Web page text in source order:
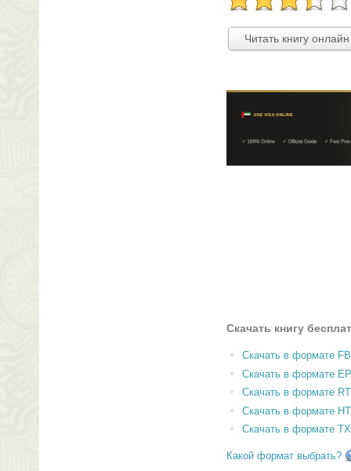
Читать книгу
Скачать книгу
Скачать в формате
Скачать в формате
Скачать в формате
Скачать в формате
Скачать в формате
Какой формат выбрать?